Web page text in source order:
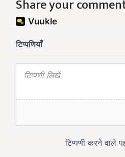
Share your